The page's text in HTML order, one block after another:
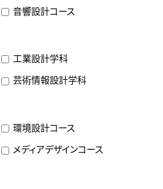
音響設計コース
工業設計学科
芸術情報設計学科
環境設計コース
メディアデザインコース